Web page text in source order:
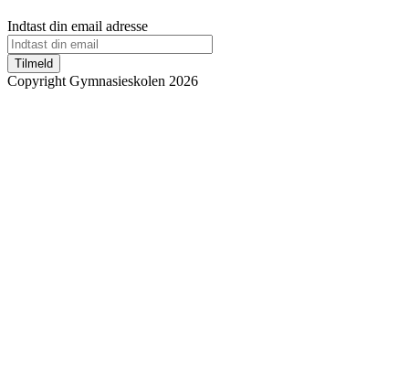
Indtast din email adresse
Tilmeld
Copyright Gymnasieskolen 2026